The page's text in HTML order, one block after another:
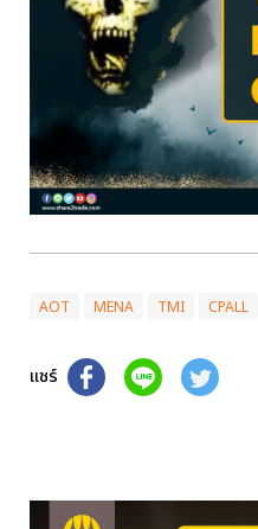
AOT MENA TMI CPALL
แชร์